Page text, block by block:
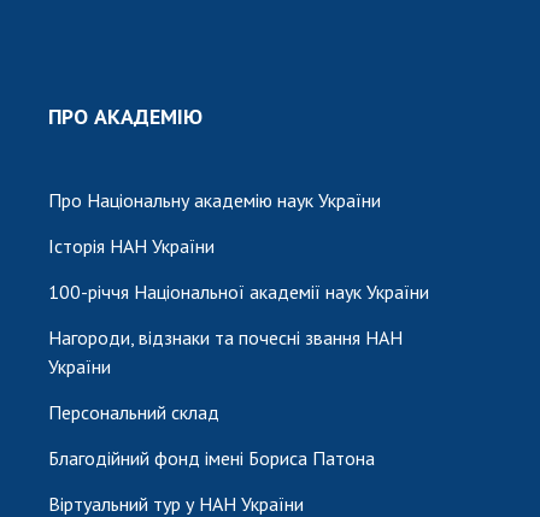
ПРО АКАДЕМІЮ
Про Національну академію наук України
Історія НАН України
100-річчя Національної академії наук України
Нагороди, відзнаки та почесні звання НАН
України
Персональний склад
Благодійний фонд імені Бориса Патона
Віртуальний тур у НАН України